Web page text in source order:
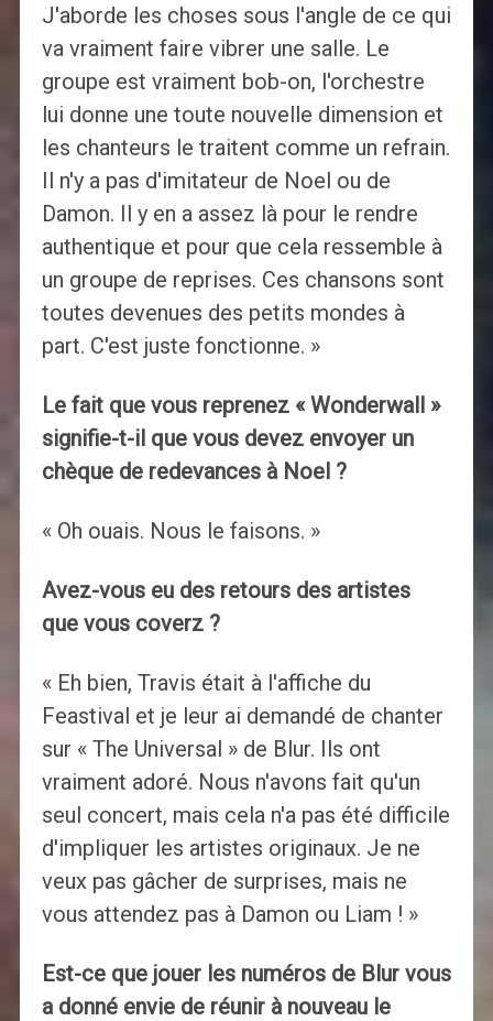
J'aborde les choses sous l'angle de ce qui
va vraiment faire vibrer une salle. Le
groupe est vraiment bob-on, l'orchestre
lui donne une toute nouvelle dimension et
les chanteurs le traitent comme un refrain.
Il n'y a pas d'imitateur de Noel ou de
Damon. Il y en a assez là pour le rendre
authentique et pour que cela ressemble à
un groupe de reprises. Ces chansons sont
toutes devenues des petits mondes à
part. C'est juste fonctionne. »
Le fait que vous reprenez « Wonderwall »
signifie-t-il que vous devez envoyer un
chèque de redevances à Noel ?
« Oh ouais. Nous le faisons. »
Avez-vous eu des retours des artistes
que vous coverz ?
« Eh bien, Travis était à l'affiche du
Feastival et je leur ai demandé de chanter
sur « The Universal » de Blur. Ils ont
vraiment adoré. Nous n'avons fait qu'un
seul concert, mais cela n'a pas été difficile
d'impliquer les artistes originaux. Je ne
veux pas gâcher de surprises, mais ne
vous attendez pas à Damon ou Liam ! »
Est-ce que jouer les numéros de Blur vous
a donné envie de réunir à nouveau le